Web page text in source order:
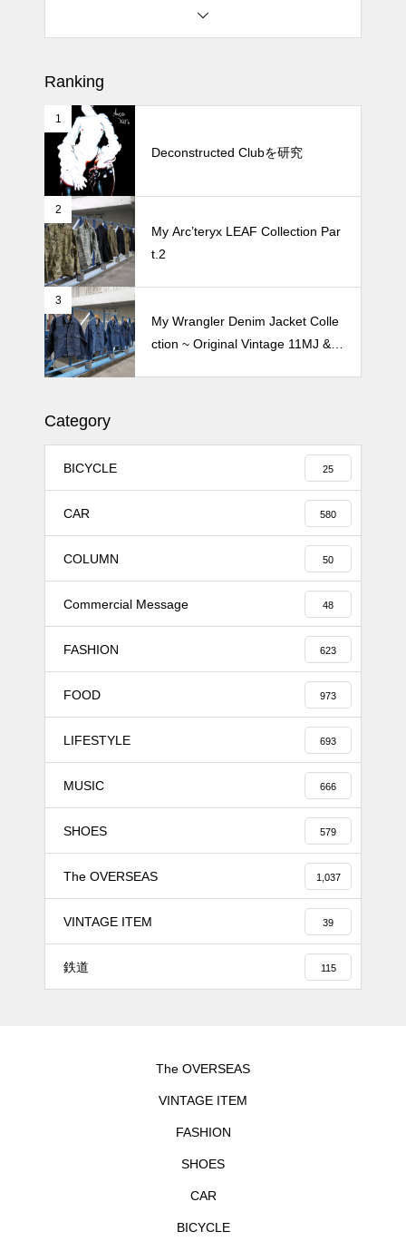
oyamaでメンテナンス 2026
プ 2026
Ranking
1
Deconstructed Clubを研究
2
My Arc’teryx LEAF Collection Par
t.2
3
My Wrangler Denim Jacket Colle
ction ~ Original Vintage 11MJ & 1
Category
BICYCLE 25
CAR 580
COLUMN 50
Commercial Message 48
FASHION 623
FOOD 973
LIFESTYLE 693
MUSIC 666
SHOES 579
The OVERSEAS 1,037
VINTAGE ITEM 39
鉄道 115
The OVERSEAS
VINTAGE ITEM
FASHION
SHOES
CAR
BICYCLE